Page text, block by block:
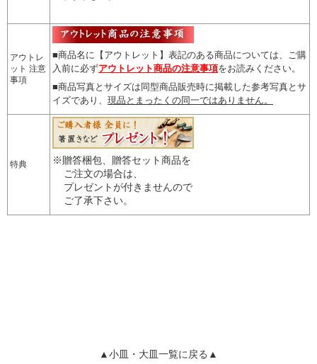
アウトレ
ット 注意
事項
■商品名に【アウトレット】表記のある商品については、
ご購
入前に必ずアウトレット商品の注意事項をお読みください。
■商品写真とサイズは同型商品販売時に掲載した参考写真とサ
イズであり、 現品とまったくの同一ではありません。
特典
※贈答梱包、贈答セット商品を
ご注文の場合は、
プレゼントが付きませんので
ご了承下さい。
▲小皿・大皿一覧に戻る▲